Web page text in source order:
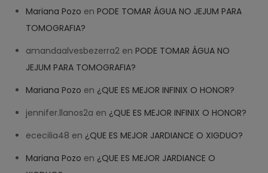
Mariana Pozo enPODE TOMAR ÁGUA NO JEJUM PARA
TOMOGRAFIA?
amandaalvesbezerra2 enPODE TOMAR ÁGUA NO
JEJUM PARA TOMOGRAFIA?
Mariana Pozo en ¿QUE ES MEJOR INFINIX O HONOR?
jennifer.llanos2a en ¿QUE ES MEJOR INFINIX O HONOR?
ececilia48 en ¿QUE ES MEJOR JARDIANCE O XIGDUO?
Mariana Pozo en ¿QUE ES MEJOR JARDIANCE O